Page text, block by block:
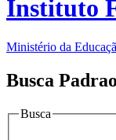
Instituto
Ministério da
Busca Padrao
Busca